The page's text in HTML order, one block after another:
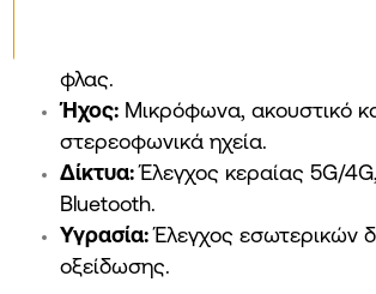
φλας.
Ήχος:Μικρόφωνα, ακουστικό
στερεοφωνικά ηχεία.
Δίκτυα:Έλεγχος κεραίας 5G/
Bluetooth.
Υγρασία:Έλεγχος εσωτερικών
οξείδωσης.